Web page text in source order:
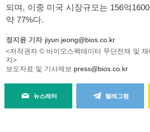
되며, 이중 미국 시장규모는 156억
약 77%다.
정지윤 기자 jiyun.jeong@bios.co.kr
<저작권자 © 바이오스펙테이터 무단전재 및
지>
보도자료 및 기사제보 press@bios.co.kr
뉴스레터 텔레그램